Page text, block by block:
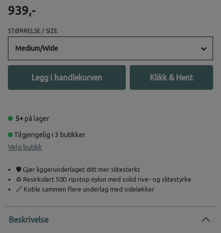
939,-
STØRRELSE / SIZE
Medium/Wide
Legg i handlekurven Klikk & Hent
5+på lager
Tilgjengelig i 3 butikker
Velg butikk
🛡️ Gjør liggerunderlaget ditt mer slitesterkt
♻️ Resirkulert 50D ripstop nylon med solid rive- og slitestyrke
🔗 Koble sammen flere underlag med sideløkker
Beskrivelse